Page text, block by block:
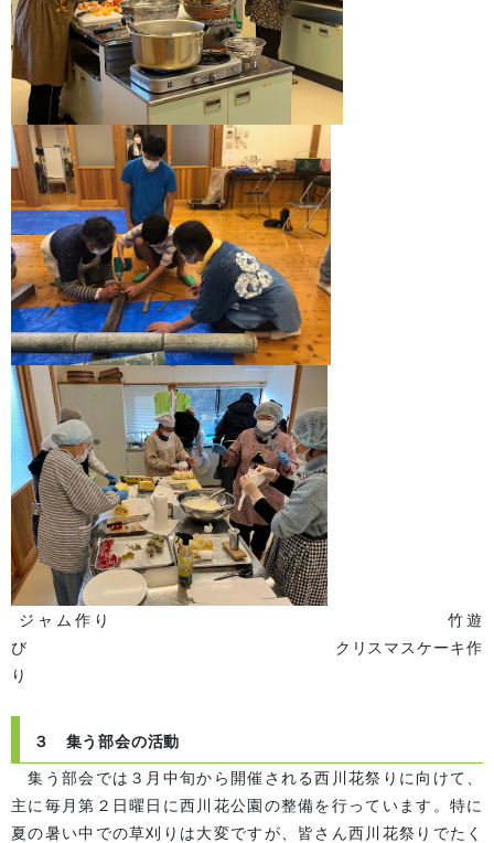
ジャム作り 竹遊
び クリスマスケーキ作
り
３ 集う部会の活動
集う部会では３月中旬から開催される西川花祭りに向けて、
主に 毎月第２日曜日に西川花公園の整備を行っています。特に
夏の暑い中での草刈りは大変ですが、皆さん西川花祭りでたく